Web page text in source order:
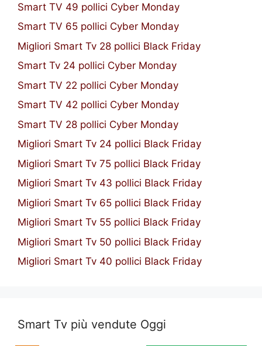
Smart TV 49 pollici Cyber Monday
Smart TV 65 pollici Cyber Monday
Migliori Smart Tv 28 pollici Black Friday
Smart Tv 24 pollici Cyber Monday
Smart TV 22 pollici Cyber Monday
Smart TV 42 pollici Cyber Monday
Smart TV 28 pollici Cyber Monday
Migliori Smart Tv 24 pollici Black Friday
Migliori Smart Tv 75 pollici Black Friday
Migliori Smart Tv 43 pollici Black Friday
Migliori Smart Tv 65 pollici Black Friday
Migliori Smart Tv 55 pollici Black Friday
Migliori Smart Tv 50 pollici Black Friday
Migliori Smart Tv 40 pollici Black Friday
Smart Tv più vendute Oggi